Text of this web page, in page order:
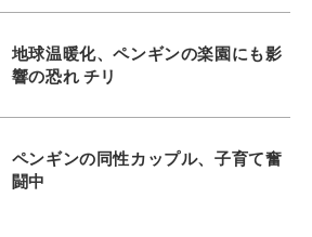
地球温暖化、ペンギンの楽園にも影
響の恐れ チリ
ペンギンの同性カップル、子育て奮
闘中